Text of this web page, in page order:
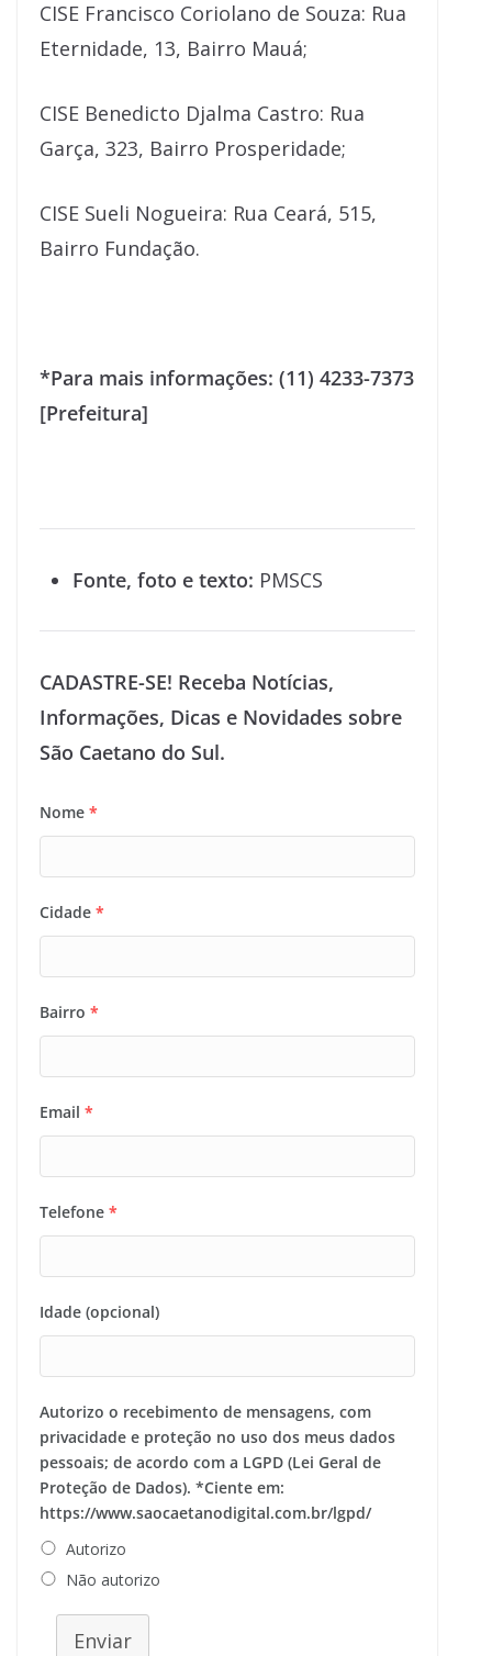
CISE Francisco Coriolano de Souza: Rua
Eternidade, 13, Bairro Mauá;
CISE Benedicto Djalma Castro: Rua
Garça, 323, Bairro Prosperidade;
CISE Sueli Nogueira: Rua Ceará, 515,
Bairro Fundação.
*Para mais informações: (11) 4233-7373
[Prefeitura]
Fonte, foto e texto: PMSCS
CADASTRE-SE! Receba Notícias,
Informações, Dicas e Novidades sobre
São Caetano do Sul.
Nome *
Cidade *
Bairro *
Email *
Telefone *
Idade (opcional)
Autorizo o recebimento de mensagens, com
privacidade e proteção no uso dos meus dados
pessoais; de acordo com a LGPD (Lei Geral de
Proteção de Dados). *Ciente em:
https://www.saocaetanodigital.com.br/lgpd/
Autorizo
Não autorizo
Enviar